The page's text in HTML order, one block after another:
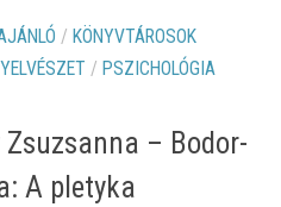
/ KÖNYVTÁROSOK
/ PSZICHOLÓGIA
Zsuzsanna – Bodor-
A pletyka